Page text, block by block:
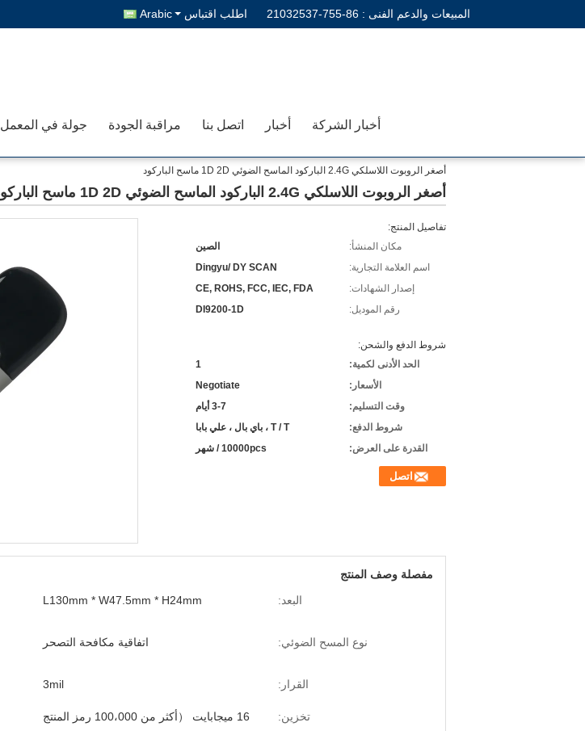
المبيعات والدعم الفنى : 86-755-21032537 اطلب اقتباس Arabic
جولة في المعمل مراقبة الجودة اتصل بنا أخبار أخبار الشركة
أصغر الروبوت اللاسلكي 2.4G الباركود الماسح الضوئي 1D 2D ماسح الباركود
أصغر الروبوت اللاسلكي 2.4G الباركود الماسح الضوئي 1D 2D ماسح الباركود
تفاصيل المنتج:
مكان المنشأ:
الصين
اسم العلامة التجارية:
Dingyu/ DY SCAN
إصدار الشهادات:
CE, ROHS, FCC, IEC, FDA
رقم الموديل:
DI9200-1D
شروط الدفع والشحن:
الحد الأدنى لكمية:
1
الأسعار:
Negotiate
وقت التسليم:
3-7 أيام
شروط الدفع:
T / T ، باي بال ، علي بابا
القدرة على العرض:
10000pcs / شهر
اتصل
مفصلة وصف المنتج
البعد:
L130mm * W47.5mm * H24mm
نوع المسح الضوئي: اتفاقية مكافحة التصحر
القرار: 3mil
تخزين: 16 ميجابايت （أكثر من 100،000 رمز المنتج